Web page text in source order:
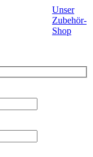
Unser
Zubehör-
Shop